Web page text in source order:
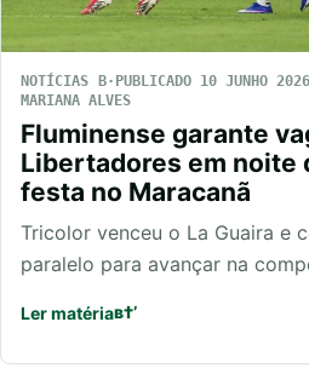
NOTÍCIAS PUBLICADO 10 JUNHO 2026
MARIANA ALVES
Fluminense garante
Libertadores em noite
festa no Maracanã
Tricolor venceu o La Guaira e
paralelo para avançar na
Ler matéria